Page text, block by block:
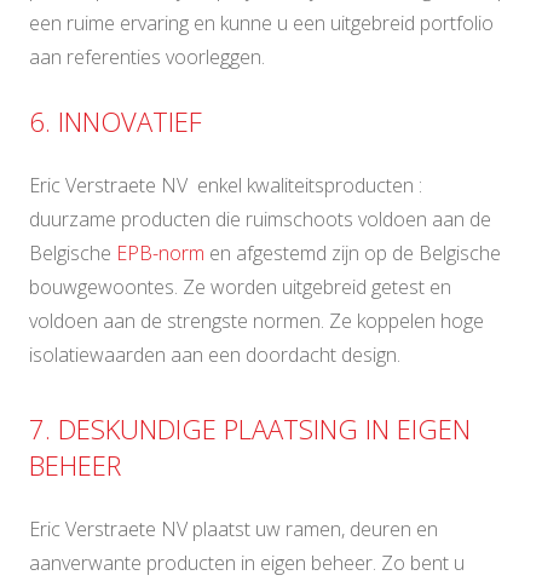
een ruime ervaring en kunne u een uitgebreid portfolio
aan referenties voorleggen.
6. INNOVATIEF
Eric Verstraete NV enkel kwaliteitsproducten :
duurzame producten die ruimschoots voldoen aan de
Belgische EPB-norm en afgestemd zijn op de Belgische
bouwgewoontes. Ze worden uitgebreid getest en
voldoen aan de strengste normen. Ze koppelen hoge
isolatiewaarden aan een doordacht design.
7. DESKUNDIGE PLAATSING IN EIGEN
BEHEER
Eric Verstraete NV plaatst uw ramen, deuren en
aanverwante producten in eigen beheer. Zo bent u